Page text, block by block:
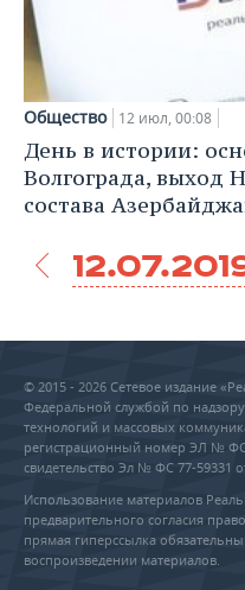
Общество 12 июл, 00:08
День в истории:
Волгограда, выход
состава
© 2015 - 2026 Сетевое издание
Федеральной службой по
технологий и массовых
регистрационный номер ЭЛ № ФС
свидетельство Эл № ФС 77-59331
Использование материалов
предварительного согласия
прямая гиперссылка
воспроизведении материалов.